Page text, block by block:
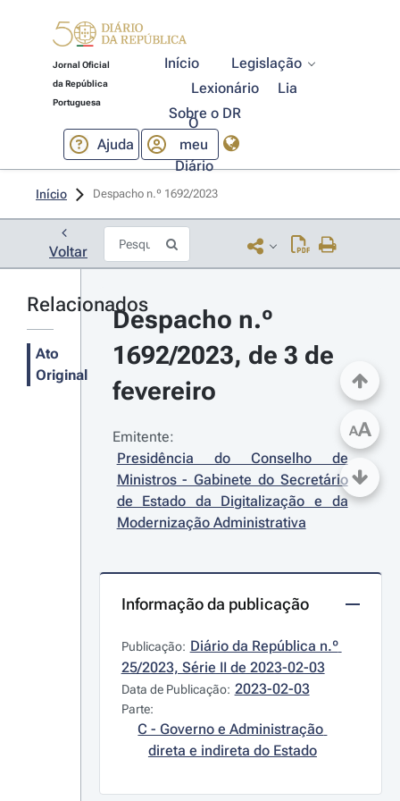
Jornal Oficial
da República
Portuguesa
Início
Legislação
Lexionário
Lia
Sobre o DR
Ajuda
O
meu
Diário
Início Despacho n.º 1692/2023
Voltar
Relacionados
Ato
Original
Despacho n.º
1692/2023, de 3 de
fevereiro
Emitente:
Presidência do Conselho de
Ministros - Gabinete do Secretário
de Estado da Digitalização e da
Modernização Administrativa
Informação da publicação
Publicação: Diário da República n.º
25/2023, Série II de 2023-02-03
Data de Publicação: 2023-02-03
Parte:
C - Governo e Administração
direta e indireta do Estado
AA